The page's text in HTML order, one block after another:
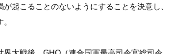
起こることのないようにすることを決意し、